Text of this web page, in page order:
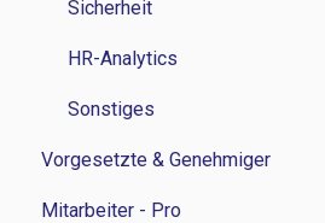
Sicherheit
HR-Analytics
Sonstiges
Vorgesetzte & Genehmiger
Zeitwirtschaft
Mitarbeiter - Pro